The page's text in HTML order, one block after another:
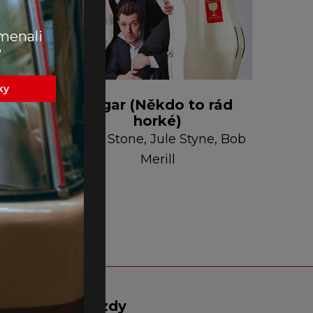
Sugar (Někdo to rád
horké)
Peter Stone, Jule Styne, Bob
Merill
Zájezdy